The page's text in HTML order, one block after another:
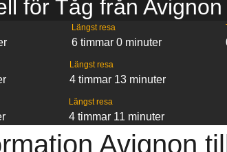
för Tåg från
Längst resa
6 timmar 0 minuter
Längst resa
4 timmar 13 minuter
Längst resa
4 timmar 11 minuter
Avignon